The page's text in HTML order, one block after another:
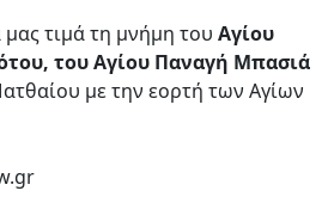
τιμά τη μνήμη του Αγίου
του Αγίου Παναγή Μπασιά
με την εορτή των Αγίων